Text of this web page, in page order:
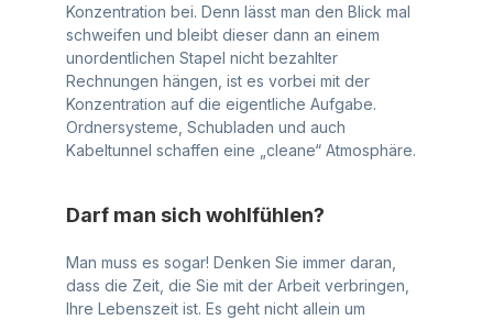
Konzentration bei. Denn lässt man den Blick mal
schweifen und bleibt dieser dann an einem
unordentlichen Stapel nicht bezahlter
Rechnungen hängen, ist es vorbei mit der
Konzentration auf die eigentliche Aufgabe.
Ordnersysteme, Schubladen und auch
Kabeltunnel schaffen eine „cleane“ Atmosphäre.
Darf man sich wohlfühlen?
Man muss es sogar! Denken Sie immer daran,
dass die Zeit, die Sie mit der Arbeit verbringen,
Ihre Lebenszeit ist. Es geht nicht allein um